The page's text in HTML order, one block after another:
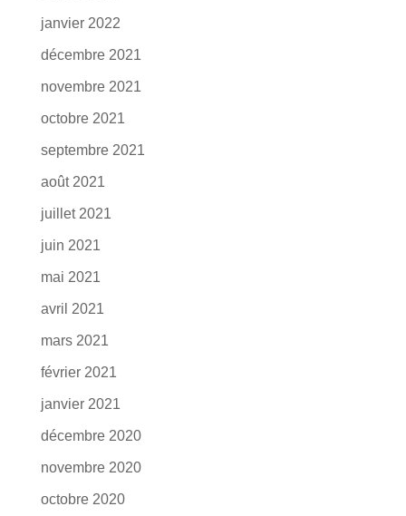
janvier 2022
décembre 2021
novembre 2021
octobre 2021
septembre 2021
août 2021
juillet 2021
juin 2021
mai 2021
avril 2021
mars 2021
février 2021
janvier 2021
décembre 2020
novembre 2020
octobre 2020